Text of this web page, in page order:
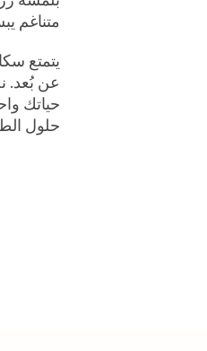
متناغم
يتمتع
عن بُعد.
حياتك
حلول